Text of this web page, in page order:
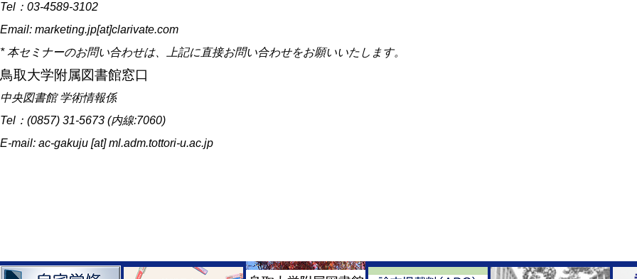
Tel：03-4589-3102
Email: marketing.jp[at]clarivate.com
* 本セミナーのお問い合わせは、上記に直接お問い合わせをお願いいたします。
鳥取大学附属図書館窓口
中央図書館 学術情報係
Tel：(0857) 31-5673 (内線:7060)
E-mail: ac-gakuju [at] ml.adm.tottori-u.ac.jp